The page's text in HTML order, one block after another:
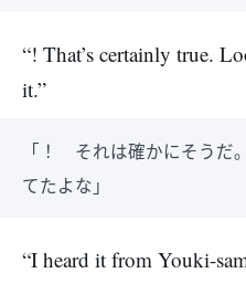
“! That’s certainly true.
it.”
「！ それは確かにそうだ
てたよな」
“I heard it from Youki-